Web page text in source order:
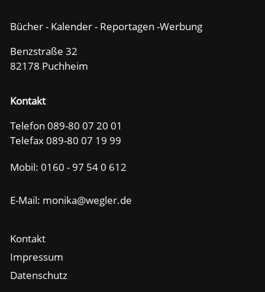
Bücher - Kalender - Reportagen -Werbung
Benzstraße 32
82178 Puchheim
Kontakt
Telefon 089-80 07 20 01
Telefax 089-80 07 19 99
Mobil: 0160 - 97 54 0 612
E-Mail: m n k w gl r d
Kontakt
Impressum
Datenschutz